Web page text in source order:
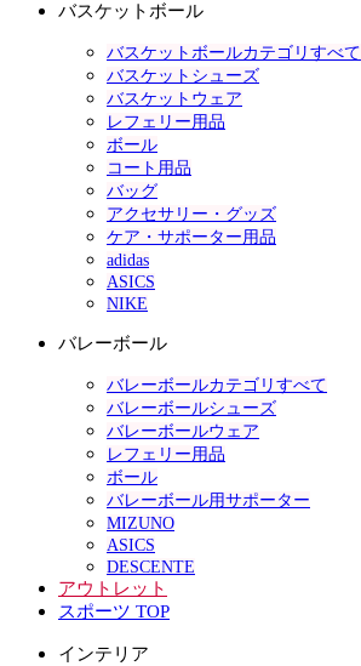
バスケットボール
バスケットボールカテゴリすべて
バスケットシューズ
バスケットウェア
レフェリー用品
ボール
コート用品
バッグ
アクセサリー・グッズ
ケア・サポーター用品
adidas
ASICS
NIKE
バレーボール
バレーボールカテゴリすべて
バレーボールシューズ
バレーボールウェア
レフェリー用品
ボール
バレーボール用サポーター
MIZUNO
ASICS
DESCENTE
アウトレット
スポーツ TOP
インテリア